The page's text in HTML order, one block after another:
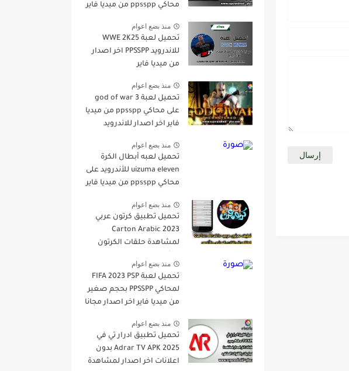
محاكي ppsspp من ميديا فاير
منذ بضع اعوام
تحميل لعبة WWE 2K25
للاندرويد PPSSPP اخر اصدار
من ميديا فاير
منذ بضع اعوام
تحميل لعبة god of war 3
على محاكي ppsspp من ميديا
فاير اخر اصدار للاندرويد
منذ بضع اعوام
تحميل لعبه أبطال الكرة
uizuma eleven للأندرويد على
محاكي ppsspp من ميديا فاير
منذ بضع اعوام
تحميل تطبيق كرتون عربي
Carton Arabic 2023
لمشاهدة حلقات الكرتون
للاندرويد
منذ بضع اعوام
تحميل لعبة FIFA 2023 PSP
لمحاكي PPSSPP بحجم صغير
من ميديا فاير اخر اصدار مجانا
منذ بضع اعوام
تحميل تطبيق ادرار تي في
Adrar TV APK 2025 بدون
اعلانات اخر اصدار لمشاهدة